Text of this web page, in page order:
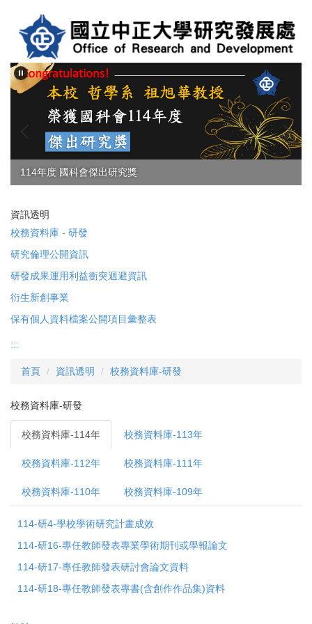
內
容
114年度 國科會傑出研究獎
資訊透明
校務資料庫 - 研發
研究倫理公開資訊
研發成果運用利益衝突迴避資訊
衍生新創事業
保有個人資料檔案公開項目彙整表
:::
首頁 資訊透明 校務資料庫-研發
校務資料庫-研發
校務資料庫-114年 校務資料庫-113年
校務資料庫-112年 校務資料庫-111年
校務資料庫-110年 校務資料庫-109年
114-研4-學校學術研究計畫成效
114-研16-專任教師發表專業學術期刊或學報論文
114-研17-專任教師發表研討會論文資料
114-研18-專任教師發表專書(含創作作品集)資料